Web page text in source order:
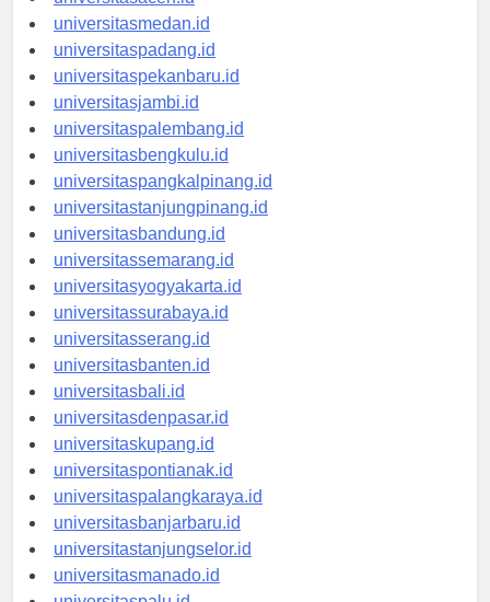
universitasaceh.id
universitasmedan.id
universitaspadang.id
universitaspekanbaru.id
universitasjambi.id
universitaspalembang.id
universitasbengkulu.id
universitaspangkalpinang.id
universitastanjungpinang.id
universitasbandung.id
universitassemarang.id
universitasyogyakarta.id
universitassurabaya.id
universitasserang.id
universitasbanten.id
universitasbali.id
universitasdenpasar.id
universitaskupang.id
universitaspontianak.id
universitaspalangkaraya.id
universitasbanjarbaru.id
universitastanjungselor.id
universitasmanado.id